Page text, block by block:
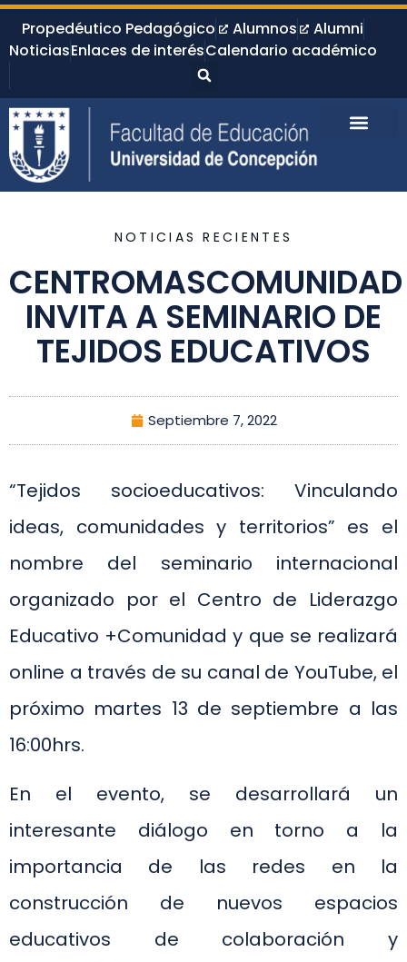
Propedéutico Pedagógico Alumnos
Alumni
NoticiasEnlaces de interésCalendario académico
NOTICIAS RECIENTES
CENTROMASCOMUNIDAD
INVITA A SEMINARIO DE
TEJIDOS EDUCATIVOS
Septiembre 7, 2022
“Tejidos socioeducativos: Vinculando
ideas, comunidades y territorios” es el
nombre del seminario internacional
organizado por el Centro de Liderazgo
Educativo +Comunidad y que se realizará
online a través de su canal de YouTube, el
próximo martes 13 de septiembre a las
16:00hrs.
En el evento, se desarrollará un
interesante diálogo en torno a la
importancia de las redes en la
construcción de nuevos espacios
educativos de colaboración y